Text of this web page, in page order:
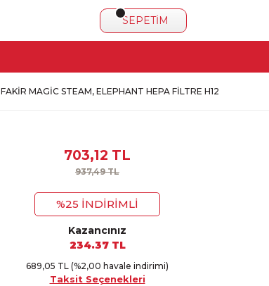
SEPETİM
FAKIR MAGIC STEAM, ELEPHANT HEPA FILTRE H12
703,12 TL
937,49 TL
%25 İNDİRİMLİ
Kazancınız
234.37 TL
689,05 TL (%2,00 havale indirimi)
Taksit Seçenekleri